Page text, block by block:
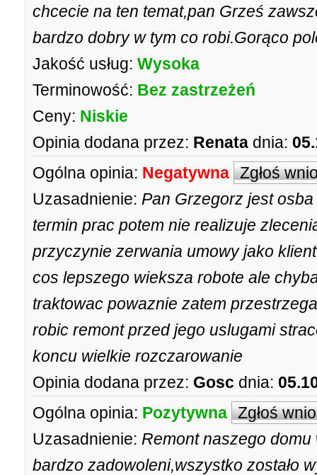
chcecie na ten temat,pan Grześ
bardzo dobry w tym co robi.Gorąco
Jakość usług: Wysoka
Terminowość: Bez zastrzeżeń
Ceny: Niskie
Opinia dodana przez: Renata dnia:
Ogólna opinia: Negatywna Zgłoś
Uzasadnienie: Pan Grzegorz jest
termin prac potem nie realizuje
przyczynie zerwania umowy jako
cos lepszego wieksza robote ale
traktowac powaznie zatem
robic remont przed jego uslugami
koncu wielkie rozczarowanie
Opinia dodana przez: Gosc dnia:
Ogólna opinia: Pozytywna Zgłoś
Uzasadnienie: Remont naszego
bardzo zadowoleni,wszystko zostało